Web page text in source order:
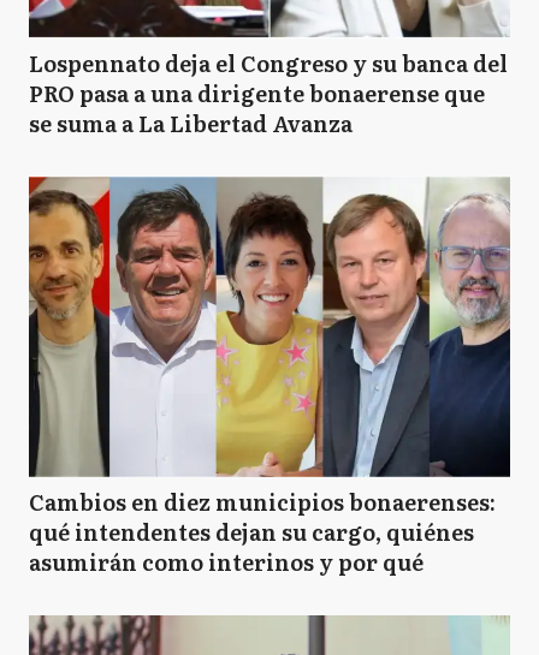
Lospennato deja el Congreso y su banca del
PRO pasa a una dirigente bonaerense que
se suma a La Libertad Avanza
Cambios en diez municipios bonaerenses:
qué intendentes dejan su cargo, quiénes
asumirán como interinos y por qué